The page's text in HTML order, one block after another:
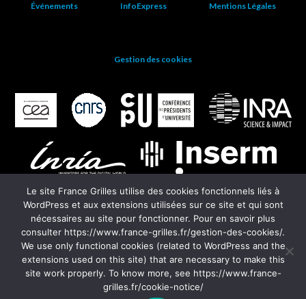
Événements InfoExpress Mentions Légales
Gestion des cookies
EGI
Le site France Grilles utilise des cookies fonctionnels liés à
WordPress et aux extensions utilisées sur ce site et qui sont
nécessaires au site pour fonctionner. Pour en savoir plus
consulter https://www.france-grilles.fr/gestion-des-cookies/.
We use only functional cookies (related to WordPress and the
extensions used on this site) that are necessary to make this
site work properly. To know more, see https://www.france-
grilles.fr/cookie-notice/